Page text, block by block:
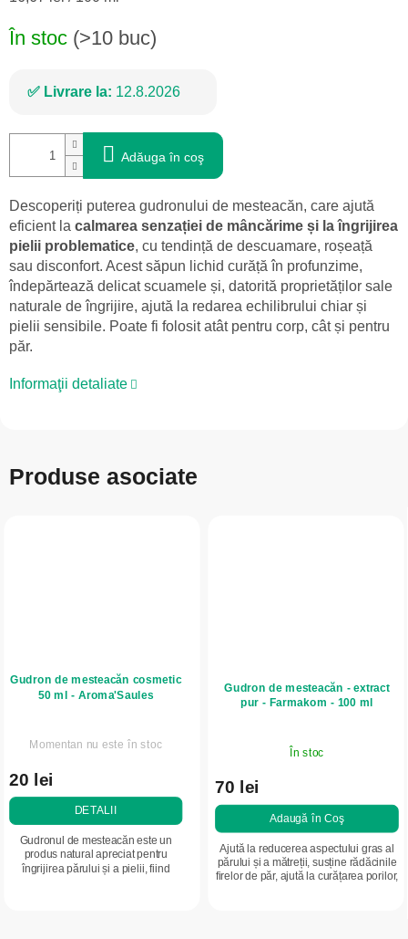
În stoc (>10 buc)
Livrare la: 12.8.2026
Adăuga în coş
Descoperiți puterea gudronului de mesteacăn, care ajută
eficient la calmarea senzației de mâncărime și la îngrijirea
pielii problematice, cu tendință de descuamare, roșeață
sau disconfort. Acest săpun lichid curăță în profunzime,
îndepărtează delicat scuamele și, datorită proprietăților sale
naturale de îngrijire, ajută la redarea echilibrului chiar și
pielii sensibile. Poate fi folosit atât pentru corp, cât și pentru
păr.
Informaţii detaliate
Produse asociate
Gudron de mesteacăn cosmetic
50 ml - Aroma'Saules
Momentan nu este în stoc
20 lei
DETALII
Gudronul de mesteacăn este un
produs natural apreciat pentru
îngrijirea părului și a pielii, fiind
Gudron de mesteacăn - extract
pur - Farmakom - 100 ml
În stoc
70 lei
Adaugă în Coş
Ajută la reducerea aspectului gras al
părului și a mătreții, susține rădăcinile
firelor de păr, ajută la curățarea porilor,